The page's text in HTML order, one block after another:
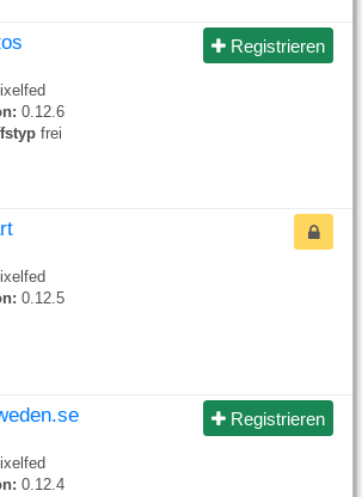
Registrieren
0.12.6
frei
0.12.5
Registrieren
0.12.4